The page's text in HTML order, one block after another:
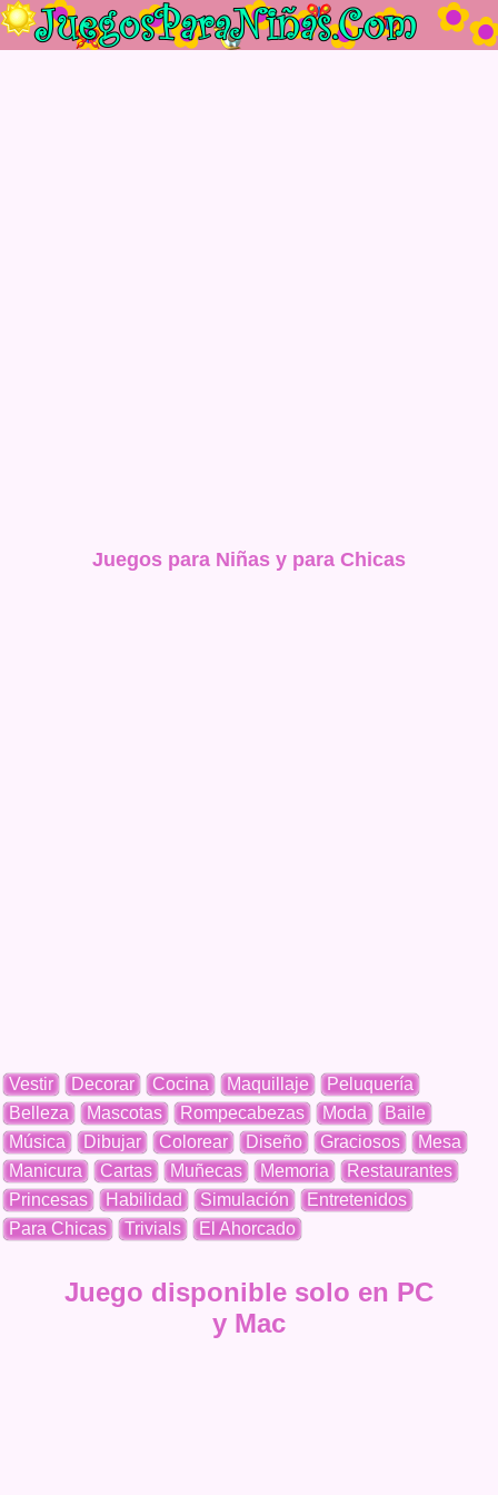
Juegos para Niñas y para Chicas
Vestir Decorar Cocina Maquillaje
Peluquería
Belleza
Mascotas Rompecabezas Moda
Baile
Música
Dibujar Colorear Diseño Graciosos
Mesa
Manicura
Cartas Muñecas Memoria
Restaurantes
Princesas
Habilidad Simulación
Entretenidos
Para Chicas
Trivials El Ahorcado
Juego disponible solo en PC
y Mac